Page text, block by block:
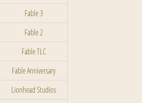
Fable 3
Fable 2
Fable TLC
Fable Anniversary
Lionhead Studios